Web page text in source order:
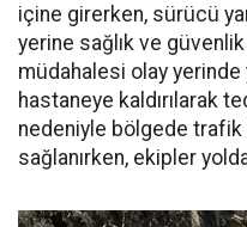
içine girerken, sürücü
yerine sağlık ve
müdahalesi olay yerinde
hastaneye kaldırılarak
nedeniyle bölgede trafik
sağlanırken, ekipler